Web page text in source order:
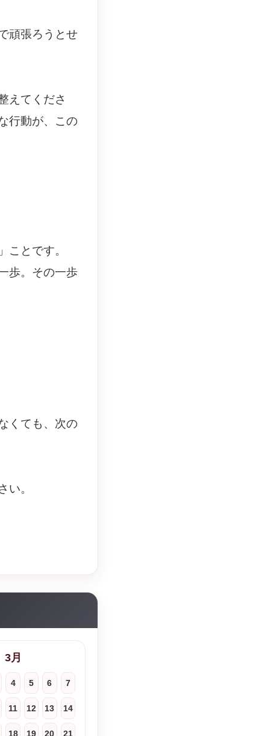
頑張ろうとせ
えてくださ
行動が、この
ことです。
歩。その一歩
くても、次の
い。
3月
4 5 6 7
11 12 13 14
18 19 20 21